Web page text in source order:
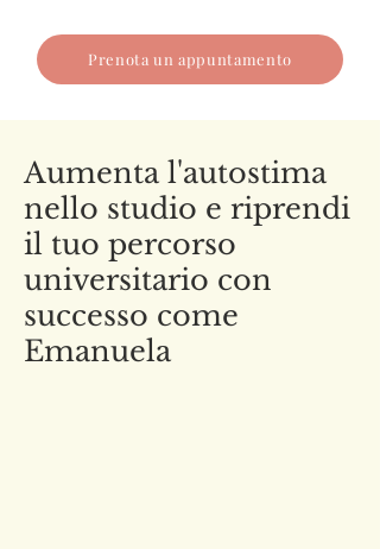
Prenota un appuntamento
Aumenta l'autostima
nello studio e riprendi
il tuo percorso
universitario con
successo come
Emanuela